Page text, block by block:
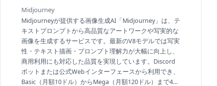
Midjourney
Midjourneyが提供する画像生成AI「Midjourney」は、テ
キストプロンプトから高品質なアートワークや写実的な
画像を生成するサービスです。最新のV8モデルでは写実
性・テキスト描画・プロンプト理解力が大幅に向上し、
商用利用にも対応した品質を実現しています。Discord
ボットまたは公式Webインターフェースから利用でき、
Basic（月額10ドル）からMega（月額120ドル）まで4つ